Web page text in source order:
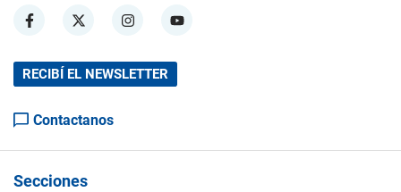
RECIBÍ EL NEWSLETTER
Contactanos
Secciones